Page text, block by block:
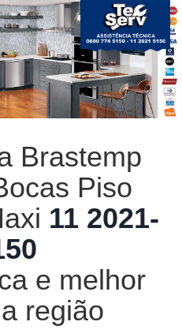
Brastemp
Piso
11 2021-
e melhor
região